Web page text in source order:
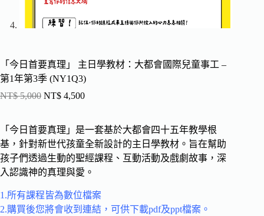
「今日首要真理」 主日學教材：大都會國際兒童事工 –
第1年第3季 (NY1Q3)
NT$5,000 NT$ 4,500
「今日首要真理」是一套基於大都會四十五年教學根
基，針對新世代孩童全新設計的主日學教材。旨在幫助
孩子們透過生動的聖經課程、互動活動及戲劇故事，深
入認識神的真理與愛。
1.所有課程皆為數位檔案
2.購買後您將會收到連結，可供下載pdf及ppt檔案。